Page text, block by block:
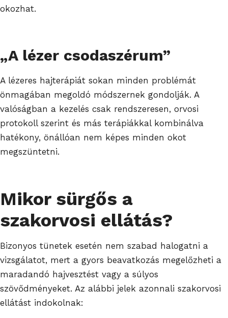
okozhat.
„A lézer csodaszérum”
A lézeres hajterápiát sokan minden problémát
önmagában megoldó módszernek gondolják. A
valóságban a kezelés csak rendszeresen, orvosi
protokoll szerint és más terápiákkal kombinálva
hatékony, önállóan nem képes minden okot
megszüntetni.
Mikor sürgős a
szakorvosi ellátás?
Bizonyos tünetek esetén nem szabad halogatni a
vizsgálatot, mert a gyors beavatkozás megelőzheti a
maradandó hajvesztést vagy a súlyos
szövődményeket. Az alábbi jelek azonnali szakorvosi
ellátást indokolnak: